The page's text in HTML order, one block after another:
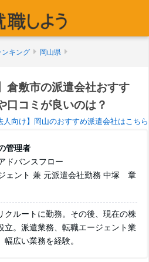
ンキング 岡山県
倉敷市の派遣会社おすす
口コミが良いのは？
人向け】岡山のおすすめ派遣会社はこちら
管理者
ドバンスフロー
ェント 兼 元派遣会社勤務 中塚 章
クルートに勤務。その後、現在の株
立。派遣業務、転職エージェント業
広い業務を経験。